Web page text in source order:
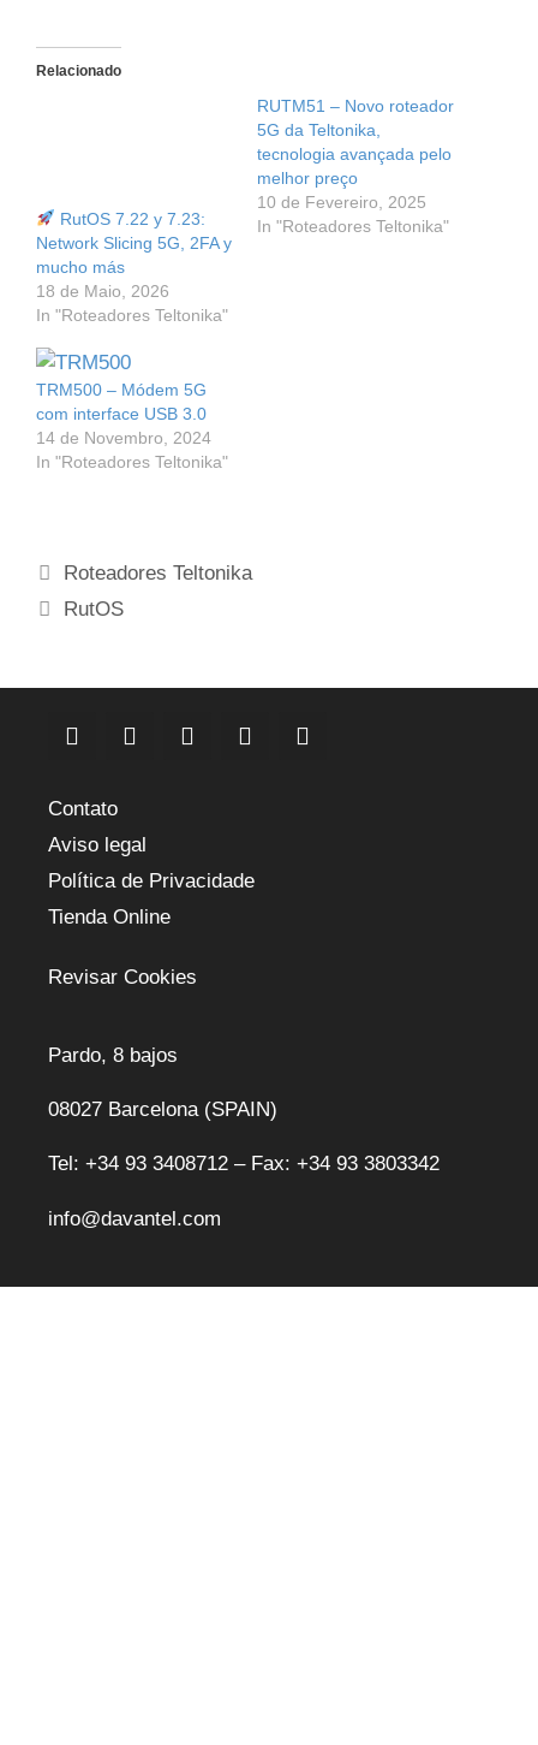
Relacionado
RutOS 7.22 y 7.23:
Network Slicing 5G, 2FA y
mucho más
18 de Maio, 2026
In "Roteadores Teltonika"
RUTM51 – Novo roteador
5G da Teltonika,
tecnologia avançada pelo
melhor preço
10 de Fevereiro, 2025
In "Roteadores Teltonika"
TRM500 – Módem 5G
com interface USB 3.0
14 de Novembro, 2024
In "Roteadores Teltonika"
Categorias
Roteadores Teltonika
Etiquetas
RutOS
Contato
Aviso legal
Política de Privacidade
Tienda Online
Revisar Cookies
Pardo, 8 bajos
08027 Barcelona (SPAIN)
Tel: +34 93 3408712 – Fax: +34 93 3803342
info@davantel.com